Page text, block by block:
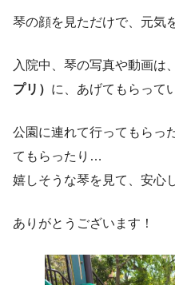
琴の顔を見ただけで、元気
入院中、琴の写真や動画は、
プリ） に、あげてもらって
公園に連れて行ってもらっ
てもらったり…
嬉しそうな琴を見て、安心
ありがとうございます！